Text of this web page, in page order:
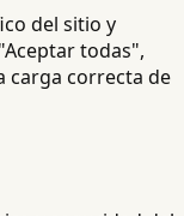
del sitio y
todas",
carga correcta de